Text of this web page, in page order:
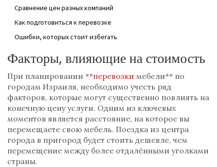
Сравнение цен разных компаний
Как подготовиться к перевозке
Ошибки, которых стоит избегать
Факторы, влияющие на стоимость
При планировании **перевозки мебели** по
городам Израиля, необходимо учесть ряд
факторов, которые могут существенно повлиять на
конечную цену услуги. Одним из ключевых
моментов является расстояние, на которое вы
перемещаете свою мебель. Поездка из центра
города в пригород будет стоить дешевле, чем
перемещение между более отдалёнными уголками
страны.